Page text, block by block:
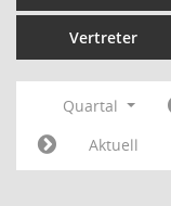
Vertreter
Quartal
Aktuell